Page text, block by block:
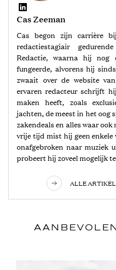
Cas Zeeman
Cas begon zijn carrière
redactiestagiair
Redactie, waarna hij nog
fungeerde, alvorens hij
zwaait over de website
ervaren redacteur schrijft
maken heeft, zoals
jachten, de meest in het oog
zakendeals en alles waar
vrije tijd mist hij geen
onafgebroken naar muziek
probeert hij zoveel mogelijk
ALLE